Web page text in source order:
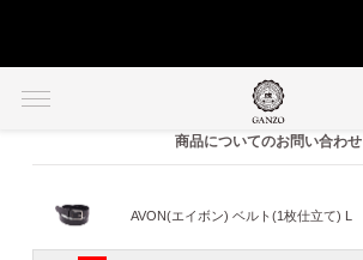
商品についてのお問い合わせ
AVON(エイボン) ベルト(1枚仕立て) L